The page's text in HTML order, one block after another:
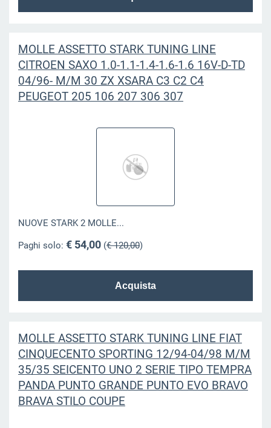
MOLLE ASSETTO STARK TUNING LINE
CITROEN SAXO 1.0-1.1-1.4-1.6-1.6 16V-D-TD
04/96- M/M 30 ZX XSARA C3 C2 C4
PEUGEOT 205 106 207 306 307
NUOVE STARK 2 MOLLE...
Paghi solo: € 54,00(€ 120,00)
MOLLE ASSETTO STARK TUNING LINE FIAT
CINQUECENTO SPORTING 12/94-04/98 M/M
35/35 SEICENTO UNO 2 SERIE TIPO TEMPRA
PANDA PUNTO GRANDE PUNTO EVO BRAVO
BRAVA STILO COUPE